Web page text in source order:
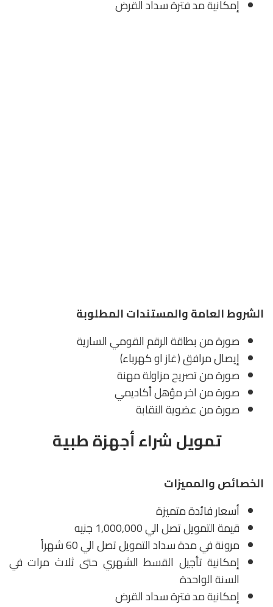
إمكانية مد فترة سداد القرض
الشروط العامة والمستندات المطلوبة
صورة من بطاقة الرقم القومي السارية
إيصال مرافق (غاز او كهرباء)
صورة من تصريح مزاولة مهنة
صورة من اخر مؤهل أكاديمي
صورة من عضوية النقابة
تمويل شراء أجهزة طبية
الخصائص والمميزات
أسعار فائدة متميزة
قيمة التمويل تصل الي 1,000,000 جنيه
مرونة في مدة سداد التمويل تصل الي 60 شهراً
إمكانية تأجيل القسط الشهري حتى ثلاث مرات في
السنة الواحدة
إمكانية مد فترة سداد القرض